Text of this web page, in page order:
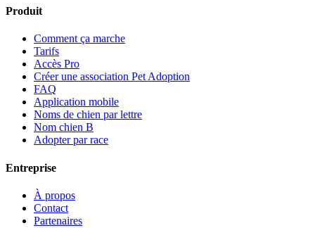
Produit
Comment ça marche
Tarifs
Accès Pro
Créer une association Pet Adoption
FAQ
Application mobile
Noms de chien par lettre
Nom chien B
Adopter par race
Entreprise
À propos
Contact
Partenaires